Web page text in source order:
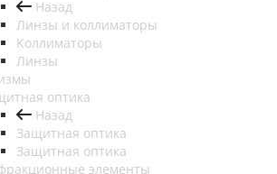
Назад
Линзы и коллиматоры
Коллиматоры
Линзы
оптика
Назад
Защитная оптика
Защитная оптика
элементы